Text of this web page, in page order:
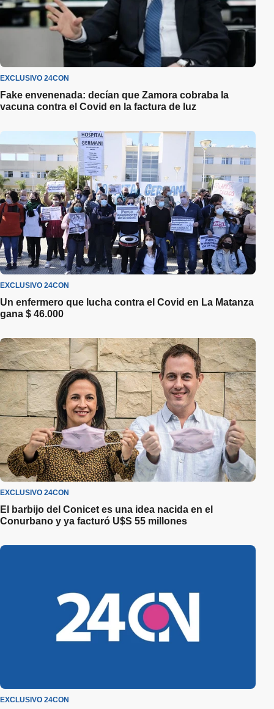
EXCLUSIVO 24CON
Fake envenenada: decían que Zamora cobraba la
vacuna contra el Covid en la factura de luz
EXCLUSIVO 24CON
Un enfermero que lucha contra el Covid en La Matanza
gana $ 46.000
EXCLUSIVO 24CON
El barbijo del Conicet es una idea nacida en el
Conurbano y ya facturó U$S 55 millones
EXCLUSIVO 24CON